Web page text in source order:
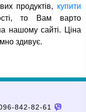
продуктів, купити
то Вам варто
нашому сайті. Ціна
здивує.
842-82-61